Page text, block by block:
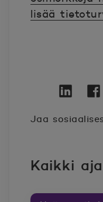
lisää
Jaa
Kaikki